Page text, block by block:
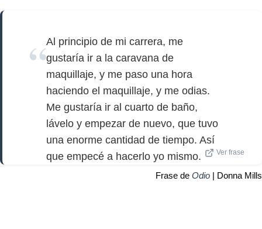
Al principio de mi carrera, me
gustaría ir a la caravana de
maquillaje, y me paso una hora
haciendo el maquillaje, y me odias.
Me gustaría ir al cuarto de baño,
lávelo y empezar de nuevo, que tuvo
una enorme cantidad de tiempo. Así
que empecé a hacerlo yo mismo.
Ver frase
Frase de Odio | Donna Mills